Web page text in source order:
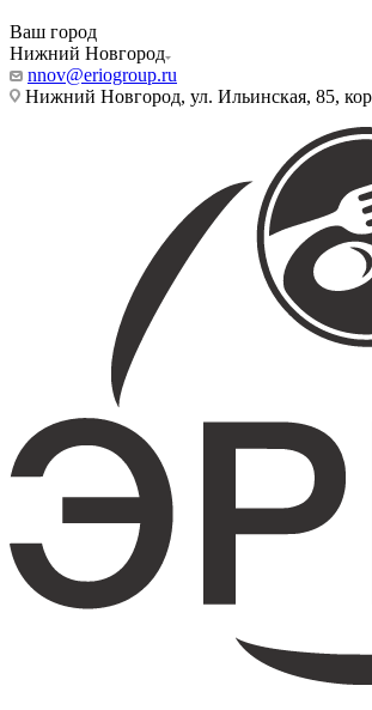
Ваш город
Нижний Новгород
nnov@eriogroup.ru
Нижний Новгород, ул. Ильинская, 85,